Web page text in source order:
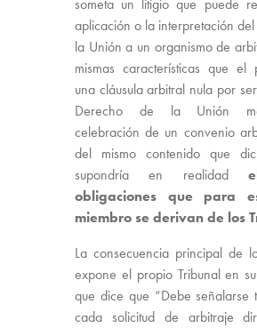
someta un litigio que puede
aplicación o la interpretación
la Unión a un organismo de
mismas características que el
una cláusula arbitral nula por
Derecho de la Unión
celebración de un convenio
del mismo contenido que
supondría en realidad
obligaciones que para
miembro se derivan de los
La consecuencia principal de
expone el propio Tribunal en
que dice que “Debe señalarse
cada solicitud de arbitraje